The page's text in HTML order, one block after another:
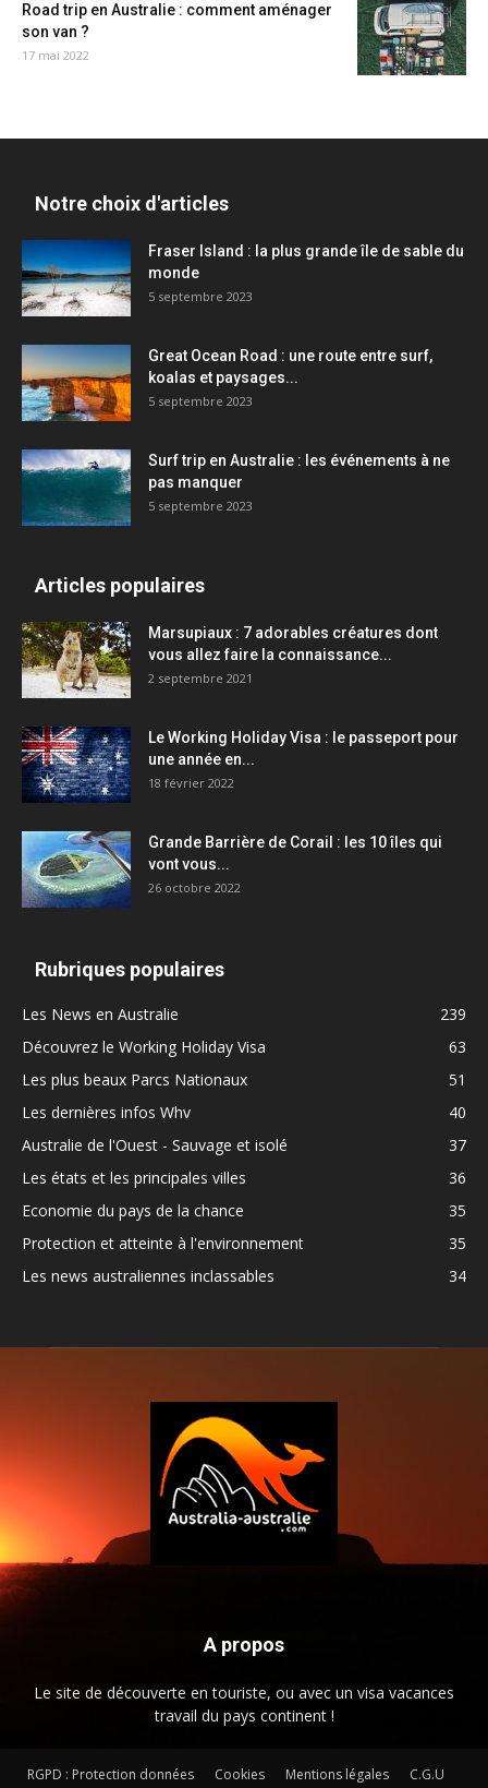
Road trip en Australie : comment aménager
son van ?
17 mai 2022
Notre choix d'articles
Fraser Island : la plus grande île de sable du
monde
5 septembre 2023
Great Ocean Road : une route entre surf,
koalas et paysages...
5 septembre 2023
Surf trip en Australie : les événements à ne
pas manquer
5 septembre 2023
Articles populaires
Marsupiaux : 7 adorables créatures dont
vous allez faire la connaissance...
2 septembre 2021
Le Working Holiday Visa : le passeport pour
une année en...
18 février 2022
Grande Barrière de Corail : les 10 îles qui
vont vous...
26 octobre 2022
Rubriques populaires
Les News en Australie
239
Découvrez le Working Holiday Visa
63
Les plus beaux Parcs Nationaux
51
Les dernières infos Whv
40
Australie de l'Ouest - Sauvage et isolé
37
Les états et les principales villes
36
Economie du pays de la chance
35
Protection et atteinte à l'environnement
35
Les news australiennes inclassables
34
A propos
Le site de découverte en touriste, ou avec un visa vacances
travail du pays continent !
RGPD : Protection données Cookies Mentions légales C.G.U